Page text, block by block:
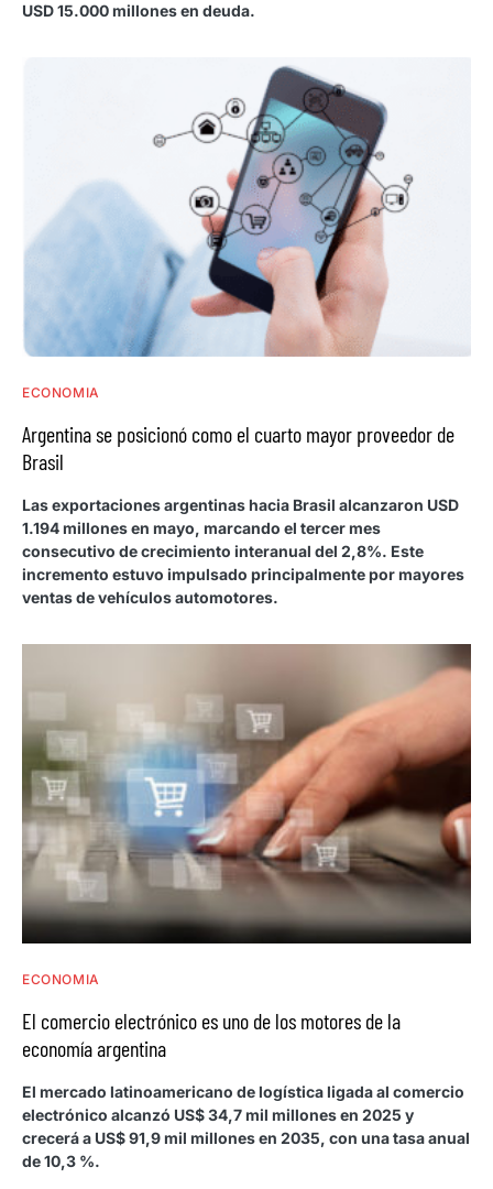
USD 15.000 millones en deuda.
ECONOMIA
Argentina se posicionó como el cuarto mayor proveedor de
Brasil
Las exportaciones argentinas hacia Brasil alcanzaron USD
1.194 millones en mayo, marcando el tercer mes
consecutivo de crecimiento interanual del 2,8%. Este
incremento estuvo impulsado principalmente por mayores
ventas de vehículos automotores.
ECONOMIA
El comercio electrónico es uno de los motores de la
economía argentina
El mercado latinoamericano de logística ligada al comercio
electrónico alcanzó US$ 34,7 mil millones en 2025 y
crecerá a US$ 91,9 mil millones en 2035, con una tasa anual
de 10,3 %.